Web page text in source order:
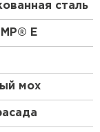
проекта.
E RAL
и
вам
и
сталь
E
мох